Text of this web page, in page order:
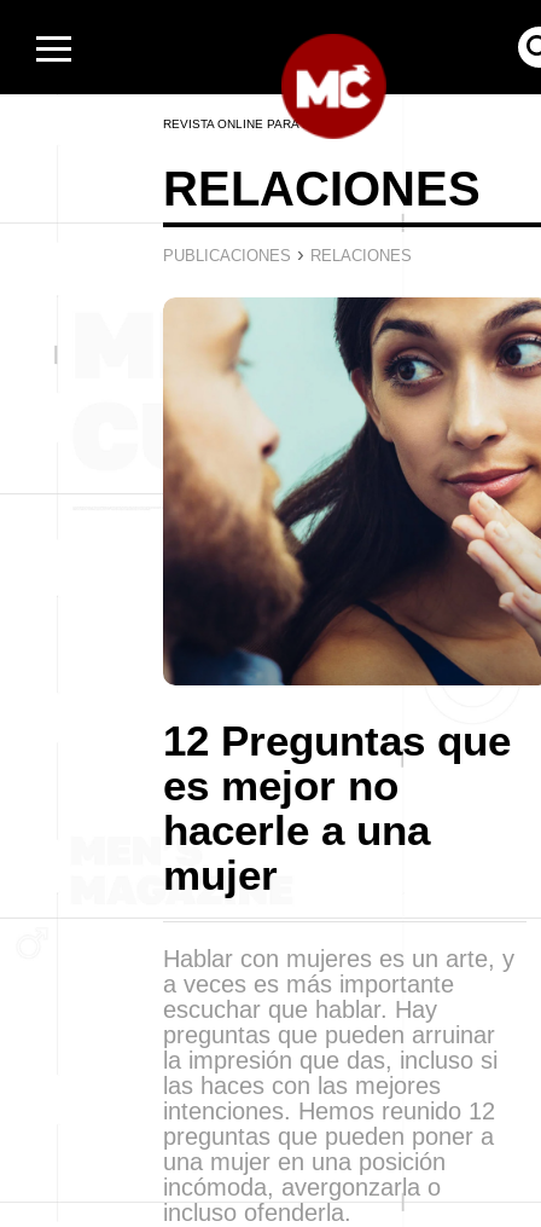
REVISTA ONLINE PARA HOMBRES
RELACIONES
PUBLICACIONES › RELACIONES
12 Preguntas que
es mejor no
hacerle a una
mujer
Hablar con mujeres es un arte, y
a veces es más importante
escuchar que hablar. Hay
preguntas que pueden arruinar
la impresión que das, incluso si
las haces con las mejores
intenciones. Hemos reunido 12
preguntas que pueden poner a
una mujer en una posición
incómoda, avergonzarla o
incluso ofenderla.